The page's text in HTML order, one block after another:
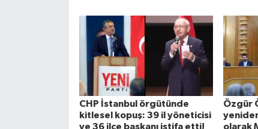
CHP İstanbul örgütünde
kitlesel kopuş: 39 il yöneticisi
ve 36 ilçe başkanı istifa etti!
Özgür
olarak